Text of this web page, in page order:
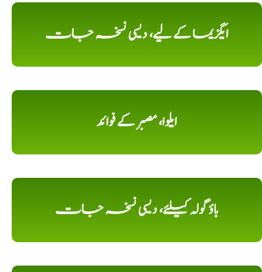
ایگزیما کے لیے، دیسی نسخہ جات
ایلوا، مصبر کے فوائد
باؤ گولہ کیلئے، دیسی نسخہ جات